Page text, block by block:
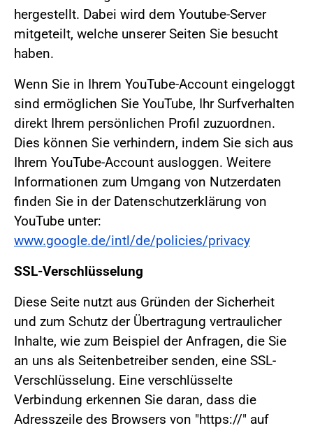
hergestellt. Dabei wird dem Youtube-Server
mitgeteilt, welche unserer Seiten Sie besucht
haben.
Wenn Sie in Ihrem YouTube-Account eingeloggt
sind ermöglichen Sie YouTube, Ihr Surfverhalten
direkt Ihrem persönlichen Profil zuzuordnen.
Dies können Sie verhindern, indem Sie sich aus
Ihrem YouTube-Account ausloggen. Weitere
Informationen zum Umgang von Nutzerdaten
finden Sie in der Datenschutzerklärung von
YouTube unter:
www.google.de/intl/de/policies/privacy
SSL-Verschlüsselung
Diese Seite nutzt aus Gründen der Sicherheit
und zum Schutz der Übertragung vertraulicher
Inhalte, wie zum Beispiel der Anfragen, die Sie
an uns als Seitenbetreiber senden, eine SSL-
Verschlüsselung. Eine verschlüsselte
Verbindung erkennen Sie daran, dass die
Adresszeile des Browsers von "https://" auf